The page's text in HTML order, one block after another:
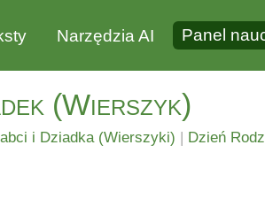
Narzędzia AI Panel
(Wierszyk)
i Dziadka (Wierszyki) | Dzień